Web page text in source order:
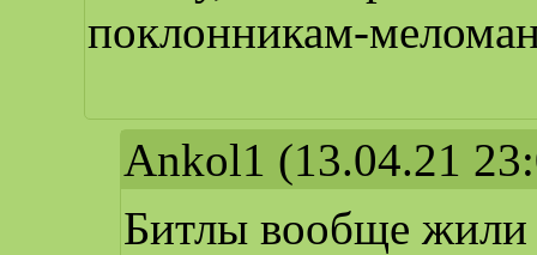
поклонникам-
Ankol1 (13.04.21
Битлы вообще жили